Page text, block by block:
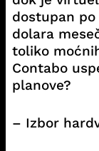
dostupan po
dolara
toliko
Contabo
planove?
– Izbor